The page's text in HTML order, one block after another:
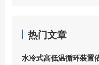
热门文章
水冷式高低温循环装置